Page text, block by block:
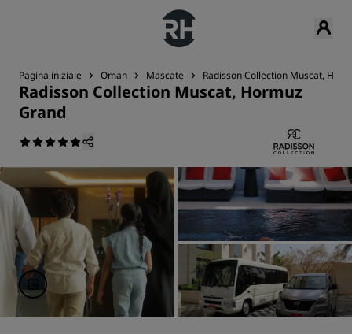
Pagina iniziale Oman Mascate Radisson Collection Muscat,
Radisson Collection Muscat, Hormuz
Grand